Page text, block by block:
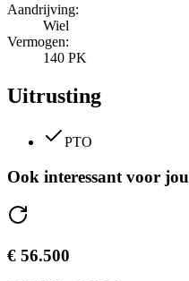
Aandrijving:
Wiel
Vermogen:
140 PK
Uitrusting
PTO
Ook interessant voor jou
€ 56.500